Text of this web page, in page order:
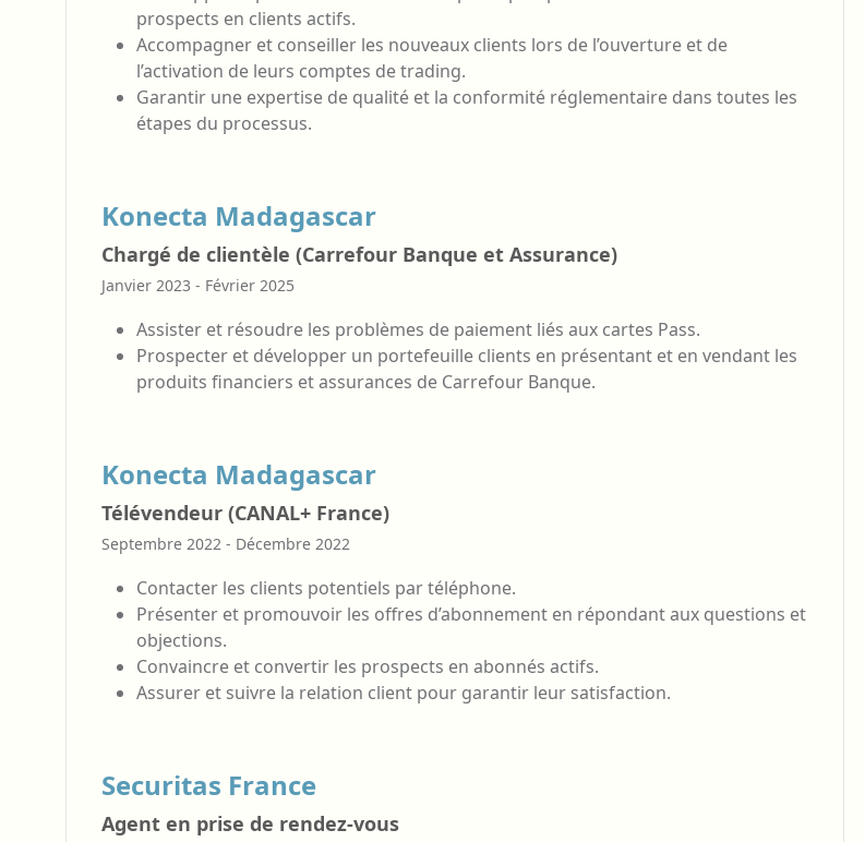
prospects en clients actifs.
Accompagner et conseiller les nouveaux clients lors de l’ouverture et de
l’activation de leurs comptes de trading.
Garantir une expertise de qualité et la conformité réglementaire dans toutes les
étapes du processus.
Konecta Madagascar
Chargé de clientèle (Carrefour Banque et Assurance)
Janvier 2023 - Février 2025
Assister et résoudre les problèmes de paiement liés aux cartes Pass.
Prospecter et développer un portefeuille clients en présentant et en vendant les
produits financiers et assurances de Carrefour Banque.
Konecta Madagascar
Télévendeur (CANAL+ France)
Septembre 2022 - Décembre 2022
Contacter les clients potentiels par téléphone.
Présenter et promouvoir les offres d’abonnement en répondant aux questions et
objections.
Convaincre et convertir les prospects en abonnés actifs.
Assurer et suivre la relation client pour garantir leur satisfaction.
Securitas France
Agent en prise de rendez-vous